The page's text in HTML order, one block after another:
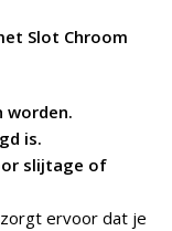
Slot Chroom
worden.
is.
slijtage of
zorgt ervoor dat je